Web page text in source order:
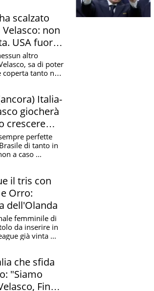
scalzato
non
USA fuori
altro
sa di poter
coperta tanto nel
Italia-
giocherà
crescere
perfette
di tanto in
a caso ...
il tris con
Orro:
dell'Olanda
femminile di
da inserire in
già vinta ...
che sfida
"Siamo
Finals